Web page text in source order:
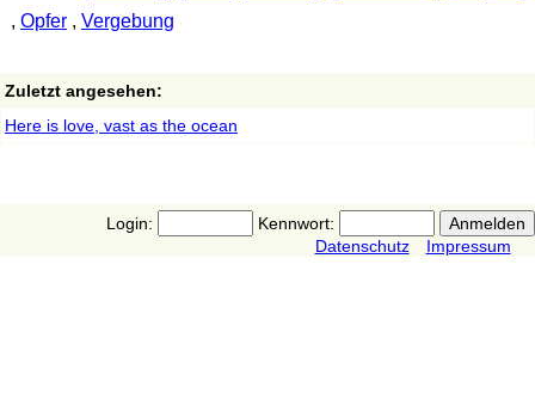
, Opfer, Vergebung
Zuletzt angesehen:
Here is love, vast as the ocean
Login:
Kennwort:
Datenschutz
Impressum